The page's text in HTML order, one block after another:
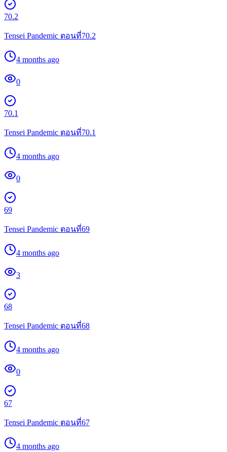
70.2
Tensei Pandemic ตอนที่70.2
4 months ago
0
70.1
Tensei Pandemic ตอนที่70.1
4 months ago
0
69
Tensei Pandemic ตอนที่69
4 months ago
3
68
Tensei Pandemic ตอนที่68
4 months ago
0
67
Tensei Pandemic ตอนที่67
4 months ago